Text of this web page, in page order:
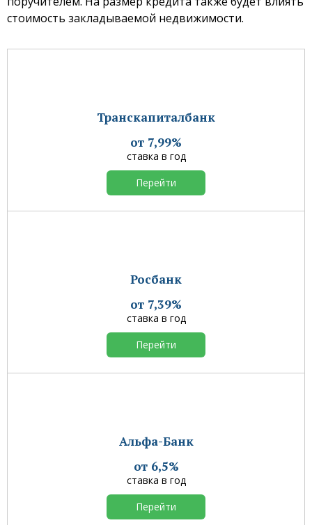
стоимость закладываемой недвижимости.
Транскапиталбанк
от 7,99%
ставка в год
Перейти
Росбанк
от 7,39%
ставка в год
Перейти
Альфа-Банк
от 6,5%
ставка в год
Перейти